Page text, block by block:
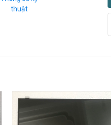
thuật